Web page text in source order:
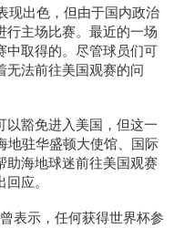
现出色，但由于国内政治
行主场比赛。最近的一场
中取得的。尽管球员们可
无法前往美国观赛的问
以豁免进入美国，但这一
地驻华盛顿大使馆、国际
助海地球迷前往美国观赛
应。
表示，任何获得世界杯参